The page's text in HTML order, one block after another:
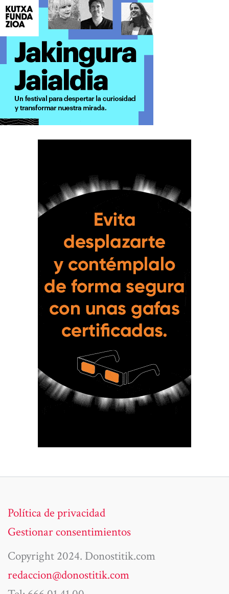
Política de privacidad
Gestionar consentimientos
Copyright 2024. Donostitik.com
redaccion@donostitik.com